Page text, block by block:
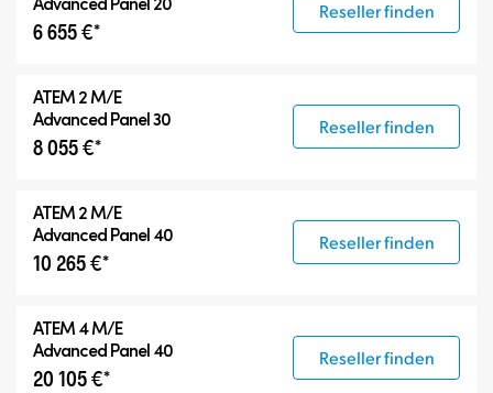
6 655 €*
Reseller finden
ATEM 2 M/E
Advanced Panel 30
8 055 €*
Reseller finden
ATEM 2 M/E
Advanced Panel 40
10 265 €*
Reseller finden
ATEM 4 M/E
Advanced Panel 40
20 105 €*
Reseller finden